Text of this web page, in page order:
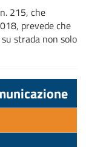
215, che
prevede che
strada non solo